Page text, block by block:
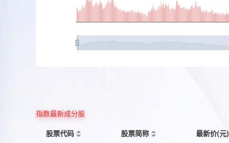
指数最新成分股
股票代码
股票简称 最新价(元)